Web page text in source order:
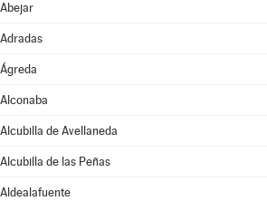
Abejar
Adradas
Ágreda
Alconaba
Alcubilla de Avellaneda
Alcubilla de las Peñas
Aldealafuente